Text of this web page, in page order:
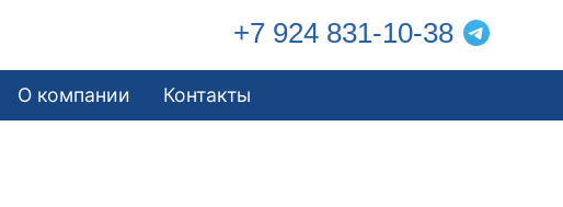
+7 924 831-10-38
О компании Контакты